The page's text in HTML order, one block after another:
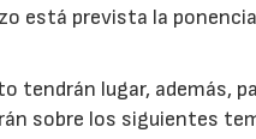
está prevista la
tendrán lugar, además,
sobre los siguientes